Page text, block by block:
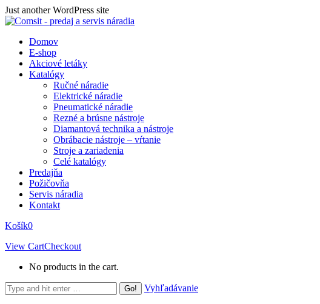
Skip
to
Just another WordPress site
Domov
E-shop
Akciové letáky
Katalógy
Ručné náradie
Elektrické náradie
Pneumatické náradie
Rezné a brúsne nástroje
Diamantová technika a nástroje
Obrábacie nástroje – vŕtanie
Stroje a zariadenia
Celé katalógy
Predajňa
Požičovňa
Servis náradia
Kontakt
Košík0
View CartCheckout
No products in the cart.
Search:
Vyhľadávanie